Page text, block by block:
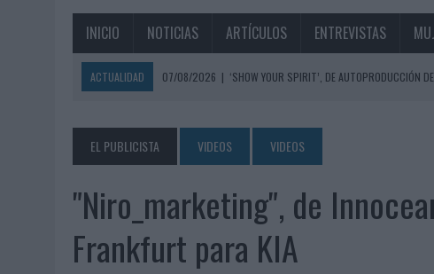
INICIO NOTICIAS ARTÍCULOS ENTREVISTAS
ACTUALIDAD 07/08/2026 | ‘SHOW YOUR SPIRIT’, DE AUTOPRODUCCIÓN
07/08/2026 | MG SPIRIT RELANZA SU MARCA CON UNA ESTRATEGIA 360º
07/08/2026
PATRÓN CONVIERTE EL NUEVO SINGLE DE ARÓN PIPER EN UNA
07/08/2026
EL VERANO PONE A PRUEBA LA ESTRATEGIA DIGITAL DE LAS
07/08/2026
VUELING CONVIERTE LOS RECUERDOS EN SOUVENIRS CON IA
EL PUBLICISTA VIDEOS VIDEOS
"Niro_marketing", de
Frankfurt para KIA